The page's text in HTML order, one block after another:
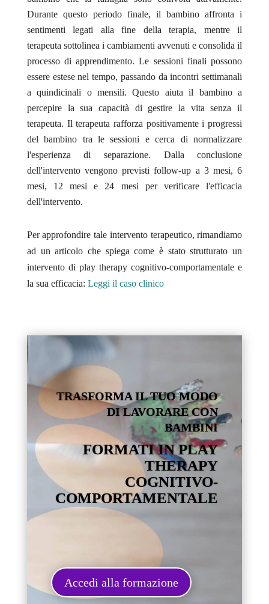
Durante questo periodo finale, il bambino affronta i
sentimenti legati alla fine della terapia, mentre il
terapeuta sottolinea i cambiamenti avvenuti e consolida il
processo di apprendimento. Le sessioni finali possono
essere estese nel tempo, passando da incontri settimanali
a quindicinali o mensili. Questo aiuta il bambino a
percepire la sua capacità di gestire la vita senza il
terapeuta. Il terapeuta rafforza positivamente i progressi
del bambino tra le sessioni e cerca di normalizzare
l'esperienza di separazione. Dalla conclusione
dell'intervento vengono previsti follow-up a 3 mesi, 6
mesi, 12 mesi e 24 mesi per verificare l'efficacia
dell'intervento.
Per approfondire tale intervento terapeutico, rimandiamo
ad un articolo che spiega come è stato strutturato un
intervento di play therapy cognitivo-comportamentale e
la sua efficacia: Leggi il caso clinico
TRASFORMA IL TUO MODO
DI LAVORARE CON
BAMBINI
FORMATI IN PLAY
THERAPY
COGNITIVO-
COMPORTAMENTALE
Accedi alla formazione